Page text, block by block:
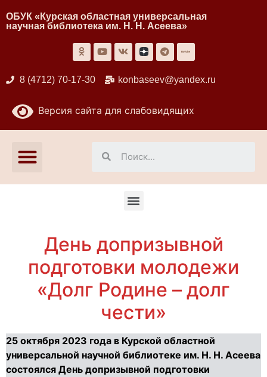
ОБУК «Курская областная универсальная
научная библиотека им. Н. Н. Асеева»
8 (4712) 70-17-30 konbaseev@yandex.ru
Версия сайта для слабовидящих
День допризывной
подготовки молодежи
«Долг Родине – долг
чести»
25 октября 2023 года в Курской областной
универсальной научной библиотеке им. Н. Н. Асеева
состоялся День допризывной подготовки